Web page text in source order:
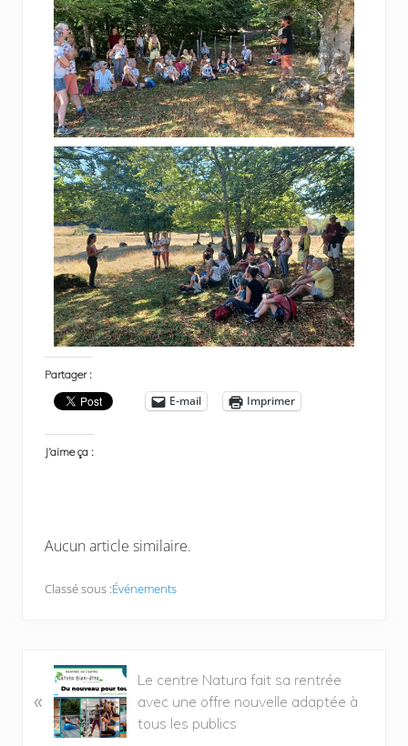
Partager :
E-mail Imprimer
J’aime ça :
Aucun article similaire.
Classé sous :Événements
«
Le centre Natura fait sa rentrée
avec une offre nouvelle adaptée à
tous les publics